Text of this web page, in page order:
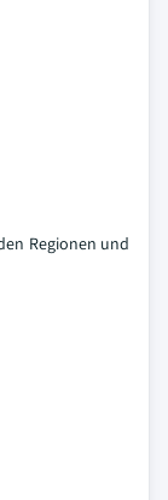
Regionen und